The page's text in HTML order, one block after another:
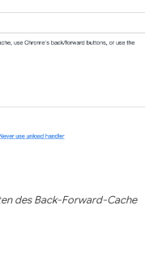
des Back-Forward-Cache